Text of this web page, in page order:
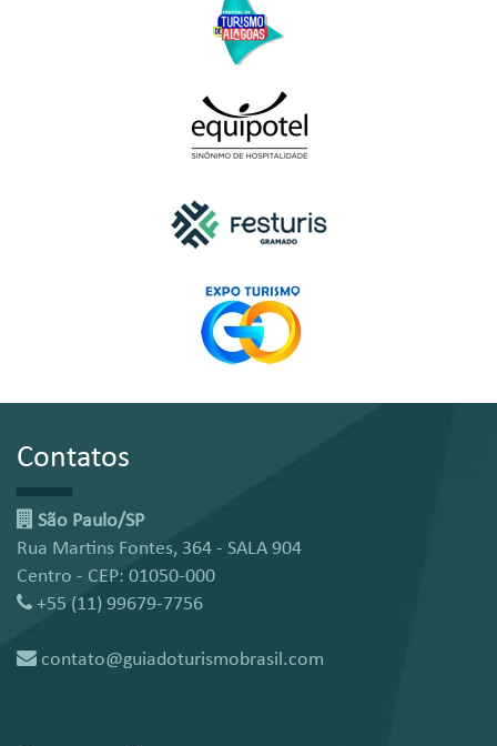
Contatos
São Paulo/SP
Rua Martins Fontes, 364 - SALA 904
Centro - CEP: 01050-000
+55 (11) 99679-7756
contato@guiadoturismobrasil.com